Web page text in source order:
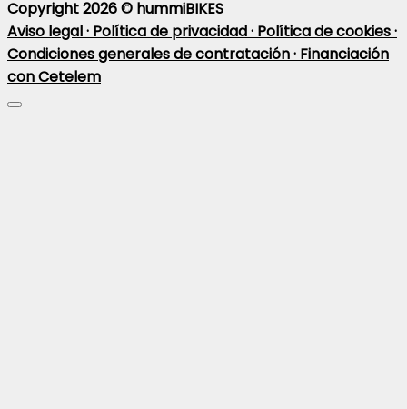
Copyright 2026 © hummiBIKES
Aviso legal · Política de privacidad · Política de cookies ·
Condiciones generales de contratación · Financiación
con Cetelem